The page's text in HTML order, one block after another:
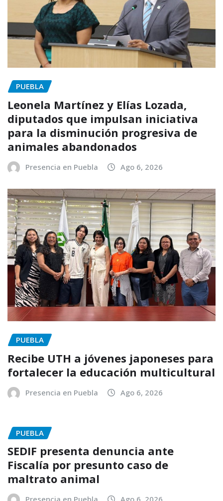
PUEBLA
Leonela Martínez y Elías Lozada,
diputados que impulsan iniciativa
para la disminución progresiva de
animales abandonados
Presencia en Puebla Ago 6, 2026
PUEBLA
Recibe UTH a jóvenes japoneses para
fortalecer la educación multicultural
Presencia en Puebla Ago 6, 2026
PUEBLA
SEDIF presenta denuncia ante
Fiscalía por presunto caso de
maltrato animal